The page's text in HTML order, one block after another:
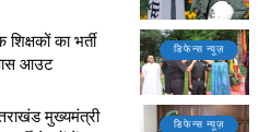
डिफेन्स न्यूज़
का भर्ती
आउट
डिफेन्स न्यूज़
मुख्यमंत्री